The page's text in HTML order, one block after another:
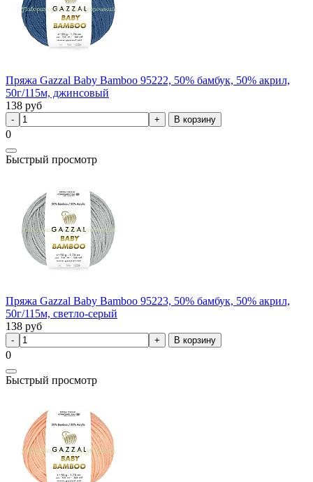
Пряжа Gazzal Baby Bamboo 95222, 50% бамбук, 50% акрил,
50г/115м, джинсовый
138 руб
В корзину
0
Быстрый просмотр
Пряжа Gazzal Baby Bamboo 95223, 50% бамбук, 50% акрил,
50г/115м, светло-серый
138 руб
В корзину
0
Быстрый просмотр